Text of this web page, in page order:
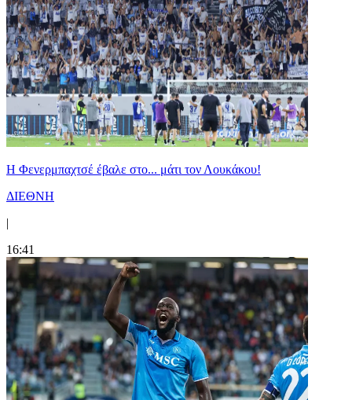
Η Φενερμπαχτσέ έβαλε στο... μάτι τον Λουκάκου!
ΔΙΕΘΝΗ
|
16:41